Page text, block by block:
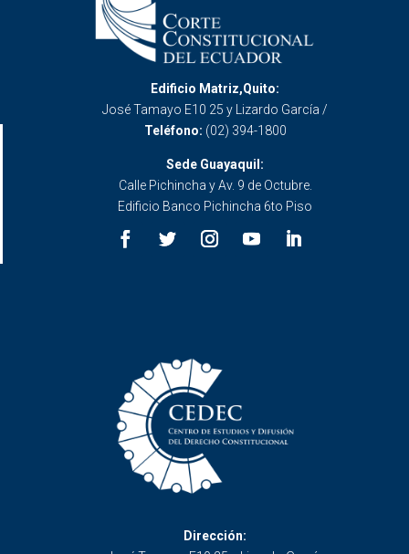
Edificio Matriz,Quito:
José Tamayo E10 25 y Lizardo García /
Teléfono: (02) 394-1800
Sede Guayaquil:
Calle Pichincha y Av. 9 de Octubre.
Edificio Banco Pichincha 6to Piso
Dirección: